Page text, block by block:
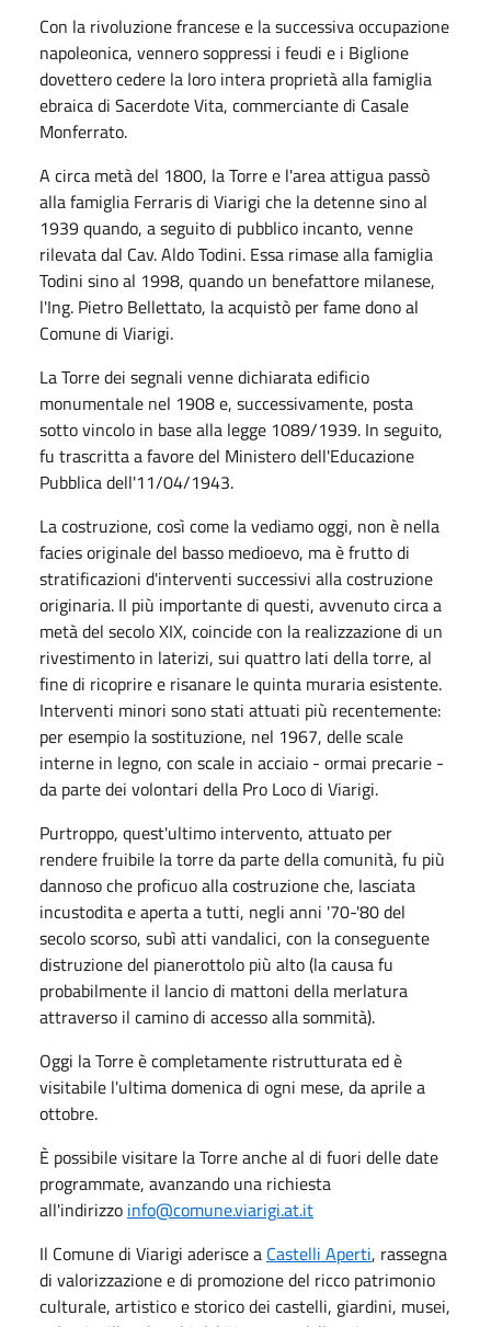
Con la rivoluzione francese e la successiva occupazione
napoleonica, vennero soppressi i feudi e i Biglione
dovettero cedere la loro intera proprietà alla famiglia
ebraica di Sacerdote Vita, commerciante di Casale
Monferrato.
A circa metà del 1800, la Torre e l'area attigua passò
alla famiglia Ferraris di Viarigi che la detenne sino al
1939 quando, a seguito di pubblico incanto, venne
rilevata dal Cav. Aldo Todini. Essa rimase alla famiglia
Todini sino al 1998, quando un benefattore milanese,
l'Ing. Pietro Bellettato, la acquistò per fame dono al
Comune di Viarigi.
La Torre dei segnali venne dichiarata edificio
monumentale nel 1908 e, successivamente, posta
sotto vincolo in base alla legge 1089/1939. In seguito,
fu trascritta a favore del Ministero dell'Educazione
Pubblica dell'11/04/1943.
La costruzione, così come la vediamo oggi, non è nella
facies originale del basso medioevo, ma è frutto di
stratificazioni d'interventi successivi alla costruzione
originaria. Il più importante di questi, avvenuto circa a
metà del secolo XIX, coincide con la realizzazione di un
rivestimento in laterizi, sui quattro lati della torre, al
fine di ricoprire e risanare le quinta muraria esistente.
Interventi minori sono stati attuati più recentemente:
per esempio la sostituzione, nel 1967, delle scale
interne in legno, con scale in acciaio - ormai precarie -
da parte dei volontari della Pro Loco di Viarigi.
Purtroppo, quest'ultimo intervento, attuato per
rendere fruibile la torre da parte della comunità, fu più
dannoso che proficuo alla costruzione che, lasciata
incustodita e aperta a tutti, negli anni '70-'80 del
secolo scorso, subì atti vandalici, con la conseguente
distruzione del pianerottolo più alto (la causa fu
probabilmente il lancio di mattoni della merlatura
attraverso il camino di accesso alla sommità).
Oggi la Torre è completamente ristrutturata ed è
visitabile l'ultima domenica di ogni mese, da aprile a
ottobre.
È possibile visitare la Torre anche al di fuori delle date
programmate, avanzando una richiesta
all'indirizzo info@comune.viarigi.at.it
Il Comune di Viarigi aderisce a Castelli Aperti, rassegna
di valorizzazione e di promozione del ricco patrimonio
culturale, artistico e storico dei castelli, giardini, musei,